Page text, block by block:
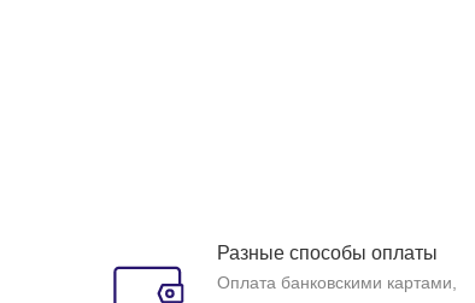
Разные способы оплаты
Оплата банковскими картами,